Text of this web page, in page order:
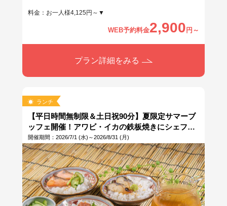
料金：お一人様4,125円～▼
WEB予約料金2,900円～
プラン詳細をみる
ランチ
【平日時間無制限＆土日祝90分】夏限定サマーブ
ッフェ開催！アワビ・イカの鉄板焼きにシェフの
きまぐれ日替わりSUSHI、冷やし茶漬けが登場♪
土日祝はエビ鉄板焼き＆自分で作るオリジナルハ
ンバーガーも食べ放題！パンケーキ・マンゴータ
ルトなど夏スイーツ充実♪ファミリー・女子会・夏
休みランチにおすすめ◎当日10時まで予約OK
開催期間：2026/7/1 (水)～2026/8/31 (月)